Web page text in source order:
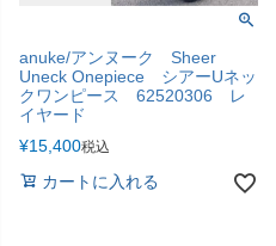
anuke/アンヌーク Sheer
Uneck Onepiece シアーUネッ
クワンピース 62520306 レ
イヤード
¥15,400税込
カートに入れる